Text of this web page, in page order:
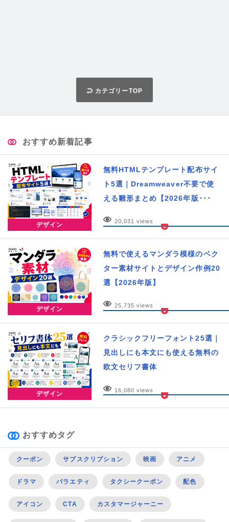
カテゴリーTOP
おすすめ新着記事
デザイン
無料HTMLテンプレート配布サイ
ト5選｜Dreamweaver不要で使
える雛形まとめ【2026年版･･･
20,031 views
デザイン
無料で使えるマンダラ模様のベク
ター素材サイトとデザイン作例20
選【2026年版】
25,735 views
デザイン
クラシックフリーフォント25選｜
見出しにも本文にも使える無料の
欧文セリフ書体
16,080 views
おすすめタグ
クーポン サブスクリプション 映画 アニメ
ドラマ バラエティ タクシークーポン 配色
アイコン CTA カスタマージャーニー